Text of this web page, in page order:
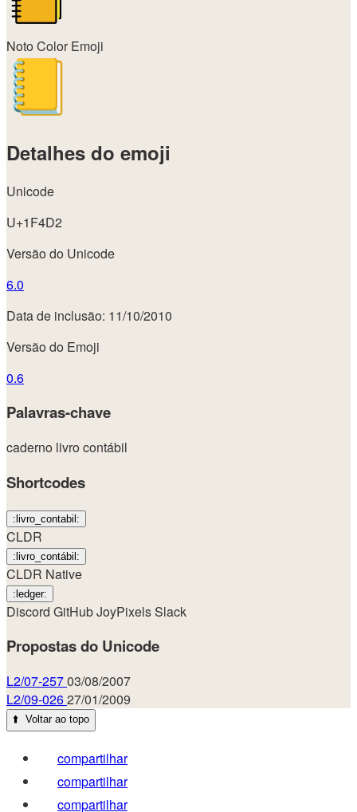
Noto Color Emoji
Detalhes do emoji
Unicode
U+1F4D2
Versão do Unicode
6.0
Data de inclusão: 11/10/2010
Versão do Emoji
0.6
Palavras-chave
caderno livro contábil
Shortcodes
:livro_contabil:
CLDR
:livro_contábil:
CLDR Native
:ledger:
Discord GitHubJoyPixelsSlack
Propostas do Unicode
L2/07-25703/08/2007
L2/09-02627/01/2009
⬆️ Voltar ao topo
compartilhar
compartilhar
compartilhar